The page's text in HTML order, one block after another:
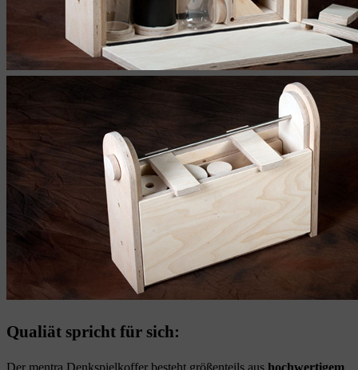
Qualiät spricht für sich:
Der mentra Denkspielkoffer besteht größenteils aus hochwertigem